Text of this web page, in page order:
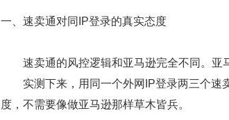
一、速卖通对同IP登录的真实态度
速卖通的风控逻辑和亚马逊完全不同。亚
实测下来， 用同一个外网IP登录两三个速
度，不需要像做亚马逊那样草木皆兵。